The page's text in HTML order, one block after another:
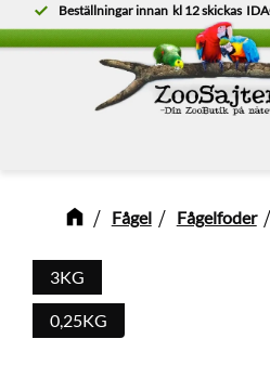
Beställningar innan kl 12skickas
Fågel Fågelfoder
3KG
0,25KG